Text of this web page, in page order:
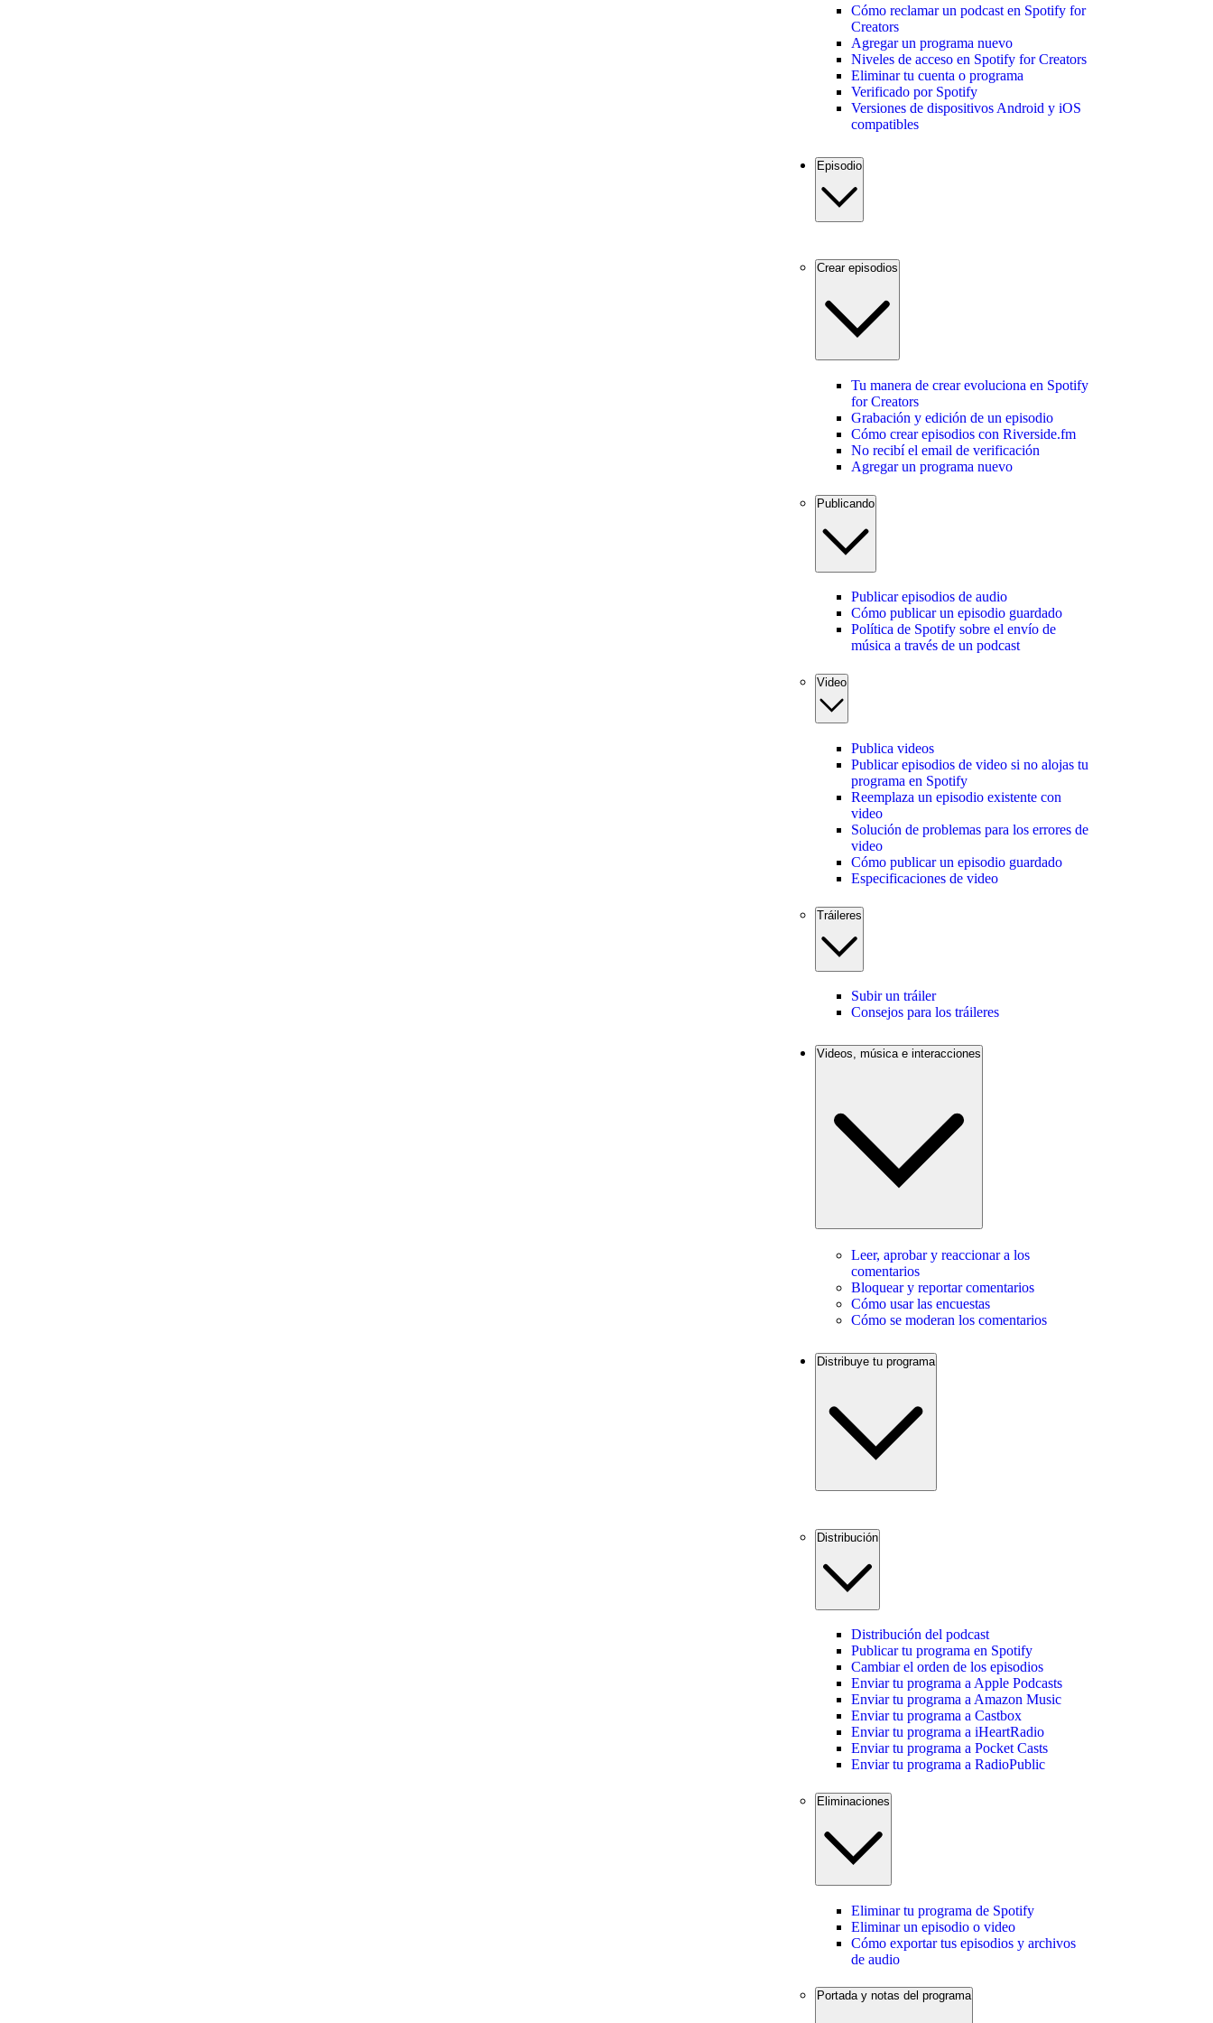
Cómo reclamar un podcast en Spotify for
Creators
Agregar un programa nuevo
Niveles de acceso en Spotify for Creators
Eliminar tu cuenta o programa
Verificado por Spotify
Versiones de dispositivos Android y iOS
compatibles
Episodio
Crear episodios
Tu manera de crear evoluciona en Spotify
for Creators
Grabación y edición de un episodio
Cómo crear episodios con Riverside.fm
No recibí el email de verificación
Agregar un programa nuevo
Publicando
Publicar episodios de audio
Cómo publicar un episodio guardado
Política de Spotify sobre el envío de
música a través de un podcast
Video
Publica videos
Publicar episodios de video si no alojas tu
programa en Spotify
Reemplaza un episodio existente con
video
Solución de problemas para los errores de
video
Cómo publicar un episodio guardado
Especificaciones de video
Tráileres
Subir un tráiler
Consejos para los tráileres
Videos, música e interacciones
Leer, aprobar y reaccionar a los
comentarios
Bloquear y reportar comentarios
Cómo usar las encuestas
Cómo se moderan los comentarios
Distribuye tu programa
Distribución
Distribución del podcast
Publicar tu programa en Spotify
Cambiar el orden de los episodios
Enviar tu programa a Apple Podcasts
Enviar tu programa a Amazon Music
Enviar tu programa a Castbox
Enviar tu programa a iHeartRadio
Enviar tu programa a Pocket Casts
Enviar tu programa a RadioPublic
Eliminaciones
Eliminar tu programa de Spotify
Eliminar un episodio o video
Cómo exportar tus episodios y archivos
de audio
Portada y notas del programa